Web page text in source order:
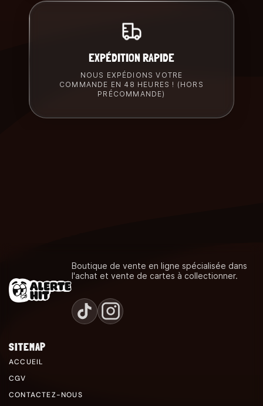
EXPÉDITION RAPIDE
NOUS EXPÉDIONS VOTRE
COMMANDE EN 48 HEURES ! (HORS
PRÉCOMMANDE)
Boutique de vente en ligne spécialisée dans
l'achat et vente de cartes à collectionner.
SITEMAP
ACCUEIL
CGV
CONTACTEZ-NOUS